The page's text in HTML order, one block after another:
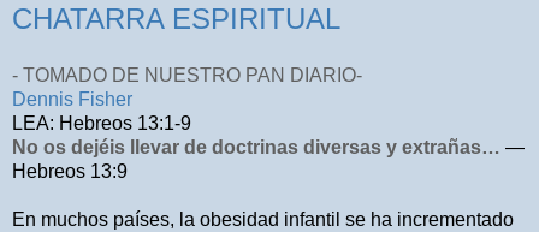
CHATARRA ESPIRITUAL
- TOMADO DE NUESTRO PAN DIARIO-
Dennis Fisher
LEA: Hebreos 13:1-9
No os dejéis llevar de doctrinas diversas y extrañas… —
Hebreos 13:9
En muchos países, la obesidad infantil se ha incrementado